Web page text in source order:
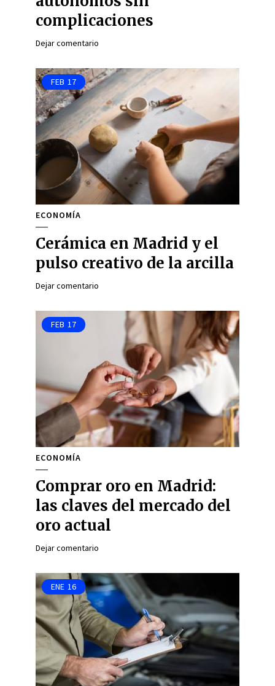
complicaciones
Dejar comentario
FEB 17
ECONOMÍA
Cerámica en Madrid y el
pulso creativo de la arcilla
Dejar comentario
FEB 17
ECONOMÍA
Comprar oro en Madrid:
las claves del mercado del
oro actual
Dejar comentario
ENE 16